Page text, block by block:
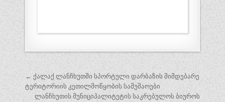
პოსტის
ნავიგაცია
← ქალაქ ლანჩხუთში სპორტული დარბაზის მიმდებარე
ტერიტორიის კეთილმოწყობის სამუშაოები
ლანჩხუთის მუნიციპალიტეტის საკრებულოს ბიუროს